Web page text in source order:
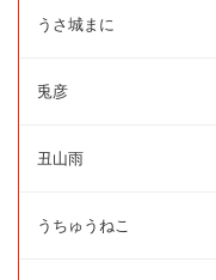
うさ城まに
兎彦
丑山雨
うちゅうねこ